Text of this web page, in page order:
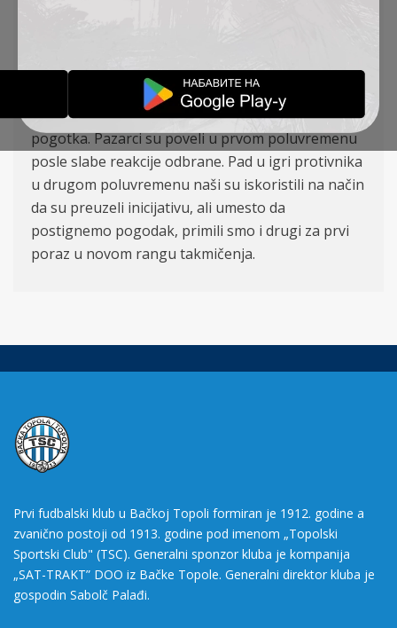
Domaća ekipa je imala veći posed lopte, naročito
u prvom poluvremenu, dok se pred našom
ekipom našle mnogo bolje šanse za postizanje
pogotka. Pazarci su poveli u prvom poluvremenu
posle slabe reakcije odbrane. Pad u igri protivnika
u drugom poluvremenu naši su iskoristili na način
da su preuzeli inicijativu, ali umesto da
postignemo pogodak, primili smo i drugi za prvi
poraz u novom rangu takmičenja.
Prvi fudbalski klub u Bačkoj Topoli formiran je 1912. godine a
zvanično postoji od 1913. godine pod imenom „Topolski
Sportski Club" (TSC). Generalni sponzor kluba je kompanija
„SAT-TRAKT” DOO iz Bačke Topole. Generalni direktor kluba je
gospodin Sabolč Palađi.